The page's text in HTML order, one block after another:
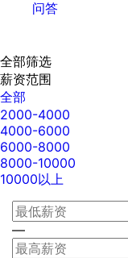
问答
全部筛选
薪资范围
全部
2000-4000
4000-6000
6000-8000
8000-10000
10000以上
—